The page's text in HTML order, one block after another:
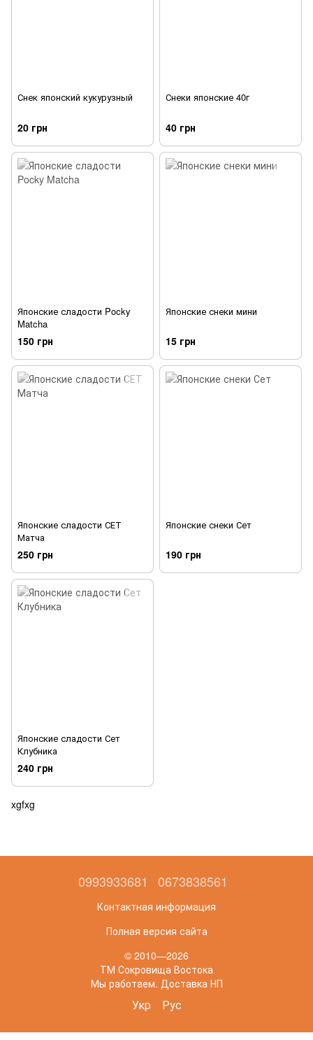
Снек японский кукурузный
20 грн
Снеки японские 40г
40 грн
Японские сладости Pocky
Matcha
150 грн
Японские снеки мини
15 грн
Японские сладости СЕТ
Матча
250 грн
Японские снеки Сет
190 грн
Японские сладости Сет
Клубника
240 грн
xgfxg
0993933681 0673838561
Контактная информация
Полная версия сайта
© 2010—2026
ТМ Сокровища Востока
Мы работаем. Доставка НП
Укр Рус